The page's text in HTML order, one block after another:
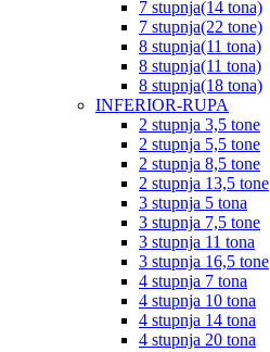
7 stupnja(14 tona)
7 stupnja(22 tone)
8 stupnja(11 tona)
8 stupnja(11 tona)
8 stupnja(18 tona)
INFERIOR-RUPA
2 stupnja 3,5 tone
2 stupnja 5,5 tone
2 stupnja 8,5 tone
2 stupnja 13,5 tone
3 stupnja 5 tona
3 stupnja 7,5 tone
3 stupnja 11 tona
3 stupnja 16,5 tone
4 stupnja 7 tona
4 stupnja 10 tona
4 stupnja 14 tona
4 stupnja 20 tona